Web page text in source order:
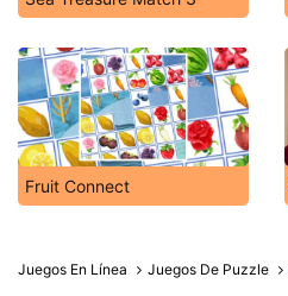
Fruit Connect
Juegos En Línea Juegos De Puzzle